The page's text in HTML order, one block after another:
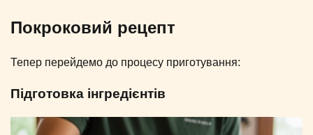
Покроковий рецепт
Тепер перейдемо до процесу приготування:
Підготовка інгредієнтів